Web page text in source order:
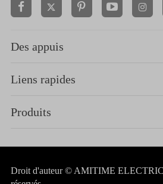
 
Des appuis
Liens rapides
Produits
Droit d'auteur © AMITIME